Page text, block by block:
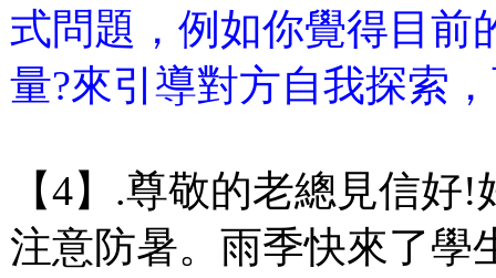
式問題，例如你覺得目前
量?來引導對方自我探索
【4】.尊敬的老總見信
注意防暑。雨季快來了學